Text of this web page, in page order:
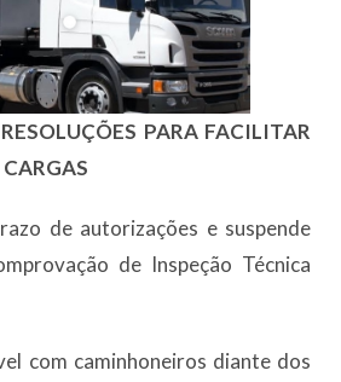
PARA FACILITAR
de autorizações e suspende
de Inspeção Técnica
com caminhoneiros diante dos